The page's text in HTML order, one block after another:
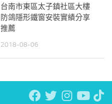
台南市東區太子鎮社區大樓
防鴿隱形鐵窗安裝實績分享
推薦
2018-08-06